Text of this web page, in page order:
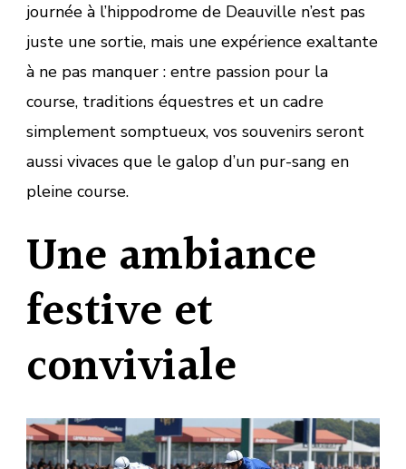
journée à l’hippodrome de Deauville n’est pas
juste une sortie, mais une expérience exaltante
à ne pas manquer : entre passion pour la
course, traditions équestres et un cadre
simplement somptueux, vos souvenirs seront
aussi vivaces que le galop d’un pur-sang en
pleine course.
Une ambiance
festive et
conviviale